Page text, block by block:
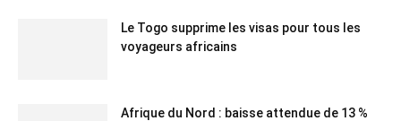
Le Togo supprime les visas pour tous les
voyageurs africains
Afrique du Nord : baisse attendue de 13 %